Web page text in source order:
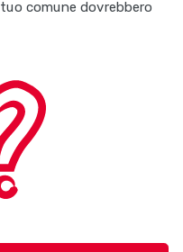
comune dovrebbero